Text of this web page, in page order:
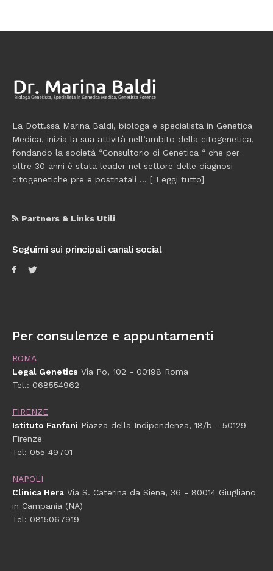
La Dott.ssa Marina Baldi, biologa e specialista in Genetica
Medica, inizia la sua attività nell’ambito della citogenetica,
fondando la società “Consultorio di Genetica “ che per
oltre 30 anni è stata leader nel settore delle diagnosi
citogenetiche pre e postnatali ... [ Leggi tutto]
Partners & Links Utili
Seguimi sui principali canali social
Per consulenze e appuntamenti
ROMA
Legal Genetics Via Po, 102 - 00198 Roma
Tel.: 068554962
FIRENZE
Istituto Fanfani Piazza della Indipendenza, 18/b - 50129
Firenze
Tel: 055 49701
NAPOLI
Clinica Hera Via S. Caterina da Siena, 36 - 80014 Giugliano
in Campania (NA)
Tel: 0815067919